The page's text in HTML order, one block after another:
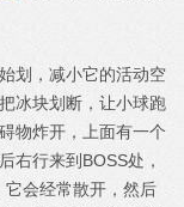
划，减小它的活动空
冰块划断，让小球跑
物炸开，上面有一个
右行来到BOSS处，
它会经常散开，然后